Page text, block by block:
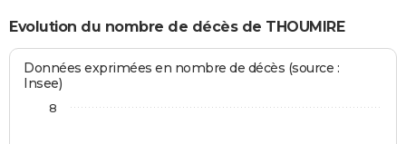
Evolution du nombre de décès de THOUMIRE
Données exprimées en nombre de décès (source :
Insee)
8